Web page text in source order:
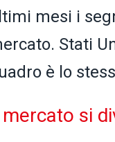
mesi i
Stati
è lo
mercato si